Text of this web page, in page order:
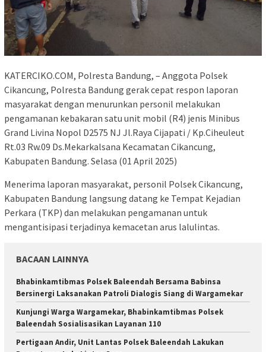
KATERCIKO.COM, Polresta Bandung, – Anggota Polsek
Cikancung, Polresta Bandung gerak cepat respon laporan
masyarakat dengan menurunkan personil melakukan
pengamanan kebakaran satu unit mobil (R4) jenis Minibus
Grand Livina Nopol D2575 NJ Jl.Raya Cijapati / Kp.Ciheuleut
Rt.03 Rw.09 Ds.Mekarkalsana Kecamatan Cikancung,
Kabupaten Bandung. Selasa (01 April 2025)
Menerima laporan masyarakat, personil Polsek Cikancung,
Kabupaten Bandung langsung datang ke Tempat Kejadian
Perkara (TKP) dan melakukan pengamanan untuk
mengantisipasi terjadinya kemacetan arus lalulintas.
BACAAN LAINNYA
Bhabinkamtibmas Polsek Baleendah Bersama Babinsa
Bersinergi Laksanakan Patroli Dialogis Siang di Wargamekar
Kunjungi Warga Wargamekar, Bhabinkamtibmas Polsek
Baleendah Sosialisasikan Layanan 110
Pertigaan Andir, Unit Lantas Polsek Baleendah Lakukan